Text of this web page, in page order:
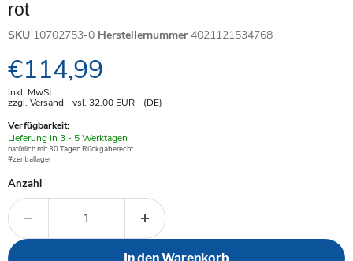
rot
SKU 10702753-0 Herstellernummer 4021121534768
Aktueller Preis
€114,99
inkl. MwSt.
zzgl. Versand - vsl. 32,00 EUR- (DE)
Verfügbarkeit:
Verfügbar
-
Lieferung in 3 - 5 Werktagen
natürlich mit 30 Tagen Rückgaberecht
#zentrallager
Anzahl